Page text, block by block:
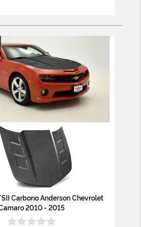
Carbono Anderson Chevrolet
2010 - 2015